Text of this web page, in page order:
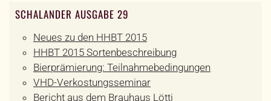
SCHALANDER AUSGABE 29
Neues zu den HHBT 2015
HHBT 2015 Sortenbeschreibung
Bierprämierung: Teilnahmebedingungen
VHD-Verkostungsseminar
Bericht aus dem Brauhaus Lötti